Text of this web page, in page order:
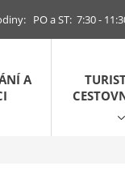
PO a ST: 7:30 -
A